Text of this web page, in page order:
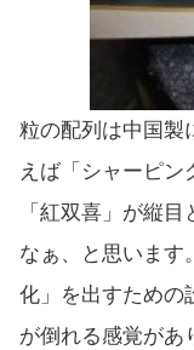
粒の配列は中国製
えば「シャーピン
「紅双喜」が縦
なぁ、と思いま
化」を出すため
が倒れる感覚があ